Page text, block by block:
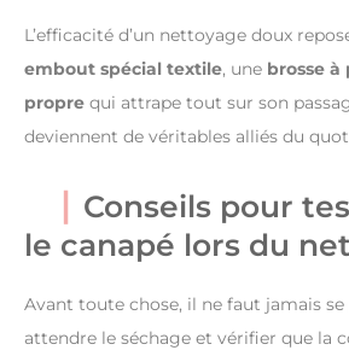
L’efficacité d’un nettoyage doux
embout spécial textile, une brosse à
propre qui attrape tout sur son
deviennent de véritables alliés du
Conseils pour
le canapé lors du
Avant toute chose, il ne faut jamais
attendre le séchage et vérifier que la